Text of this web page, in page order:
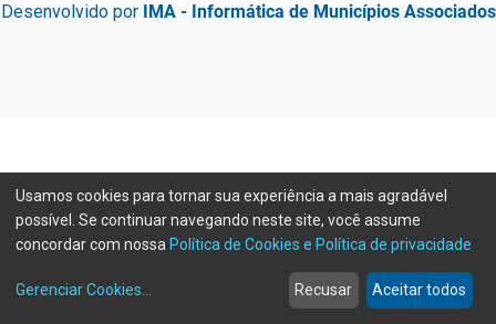
Desenvolvido por IMA - Informática de Municípios Associados
web
Notícias
more_horiz
Mais
Usamos cookies para tornar sua experiência a mais agradável
possível. Se continuar navegando neste site, você assume
concordar com nossa Política de Cookies e Política de privacidade
Gerenciar Cookies... Recusar Aceitar todos
Erro ao enviar informações, por favor tente novamente
Olá! Posso te ajudar?